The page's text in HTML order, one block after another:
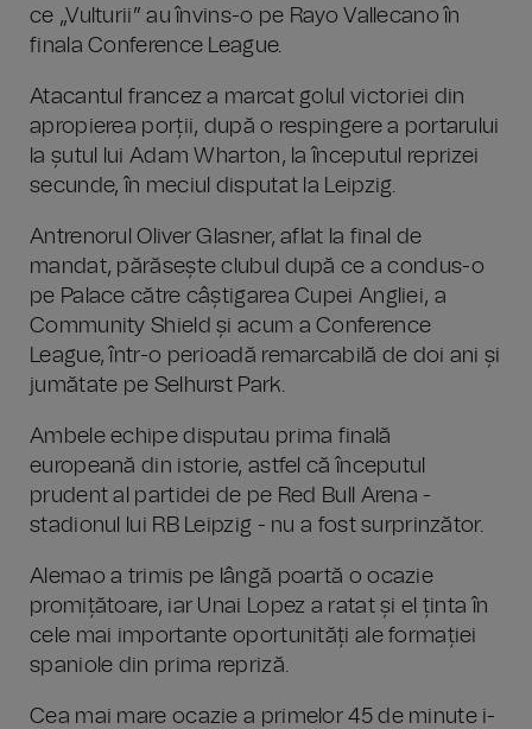
ce „Vulturii” au învins-o pe Rayo Vallecano în
finala Conference League.
Atacantul francez a marcat golul victoriei din
apropierea porții, după o respingere a portarului
la șutul lui Adam Wharton, la începutul reprizei
secunde, în meciul disputat la Leipzig.
Antrenorul Oliver Glasner, aflat la final de
mandat, părăsește clubul după ce a condus-o
pe Palace către câștigarea Cupei Angliei, a
Community Shield și acum a Conference
League, într-o perioadă remarcabilă de doi ani și
jumătate pe Selhurst Park.
Ambele echipe disputau prima finală
europeană din istorie, astfel că începutul
prudent al partidei de pe Red Bull Arena -
stadionul lui RB Leipzig - nu a fost surprinzător.
Alemao a trimis pe lângă poartă o ocazie
promițătoare, iar Unai Lopez a ratat și el ținta în
cele mai importante oportunități ale formației
spaniole din prima repriză.
Cea mai mare ocazie a primelor 45 de minute i-